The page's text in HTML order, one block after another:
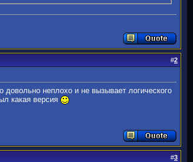
#2
неплохо и не вызывает логического
какая версия
#3